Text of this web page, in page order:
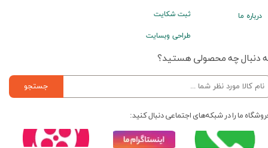
ثبت شکایت
طراحی وبسایت
درباره ما
دنبال چه محصولی هستید؟
جستجو
ما را در شبکه‌های اجتماعی دنبال کنید: